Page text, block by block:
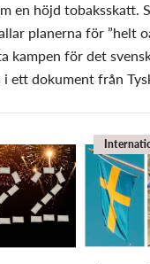
en höjd tobaksskatt.
planerna för ”helt
kampen för det
i ett dokument från